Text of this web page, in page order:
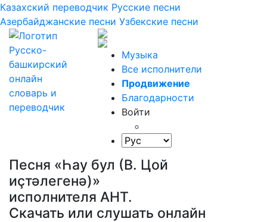
Казахский переводчик Русские песни
Азербайджанские песни Узбекские песни
Музыка
Все исполнители
Продвижение
Благодарности
Войти
Песня «Һау бул (В. Цой
иҫтәлегенә)»
исполнителя АНТ.
Скачать или слушать онлайн